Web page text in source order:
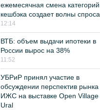
ежемесячная смена категорий
кешбэка создает волны спроса
12:14
ВТБ: объем выдачи ипотеки в
России вырос на 38%
11:52
УБРиР принял участие в
обсуждении перспектив рынка
ИЖС на выставке Open Village
Ural